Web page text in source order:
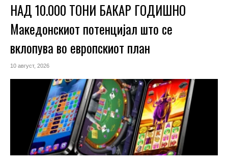
НАД 10.000 ТОНИ БАКАР ГОДИШНО
Македонскиот потенцијал што се
вклопува во европскиот план
10 август, 2026